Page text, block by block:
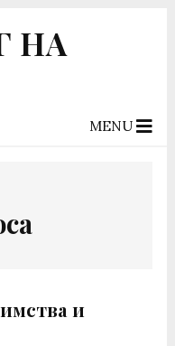
НА
MENU
и